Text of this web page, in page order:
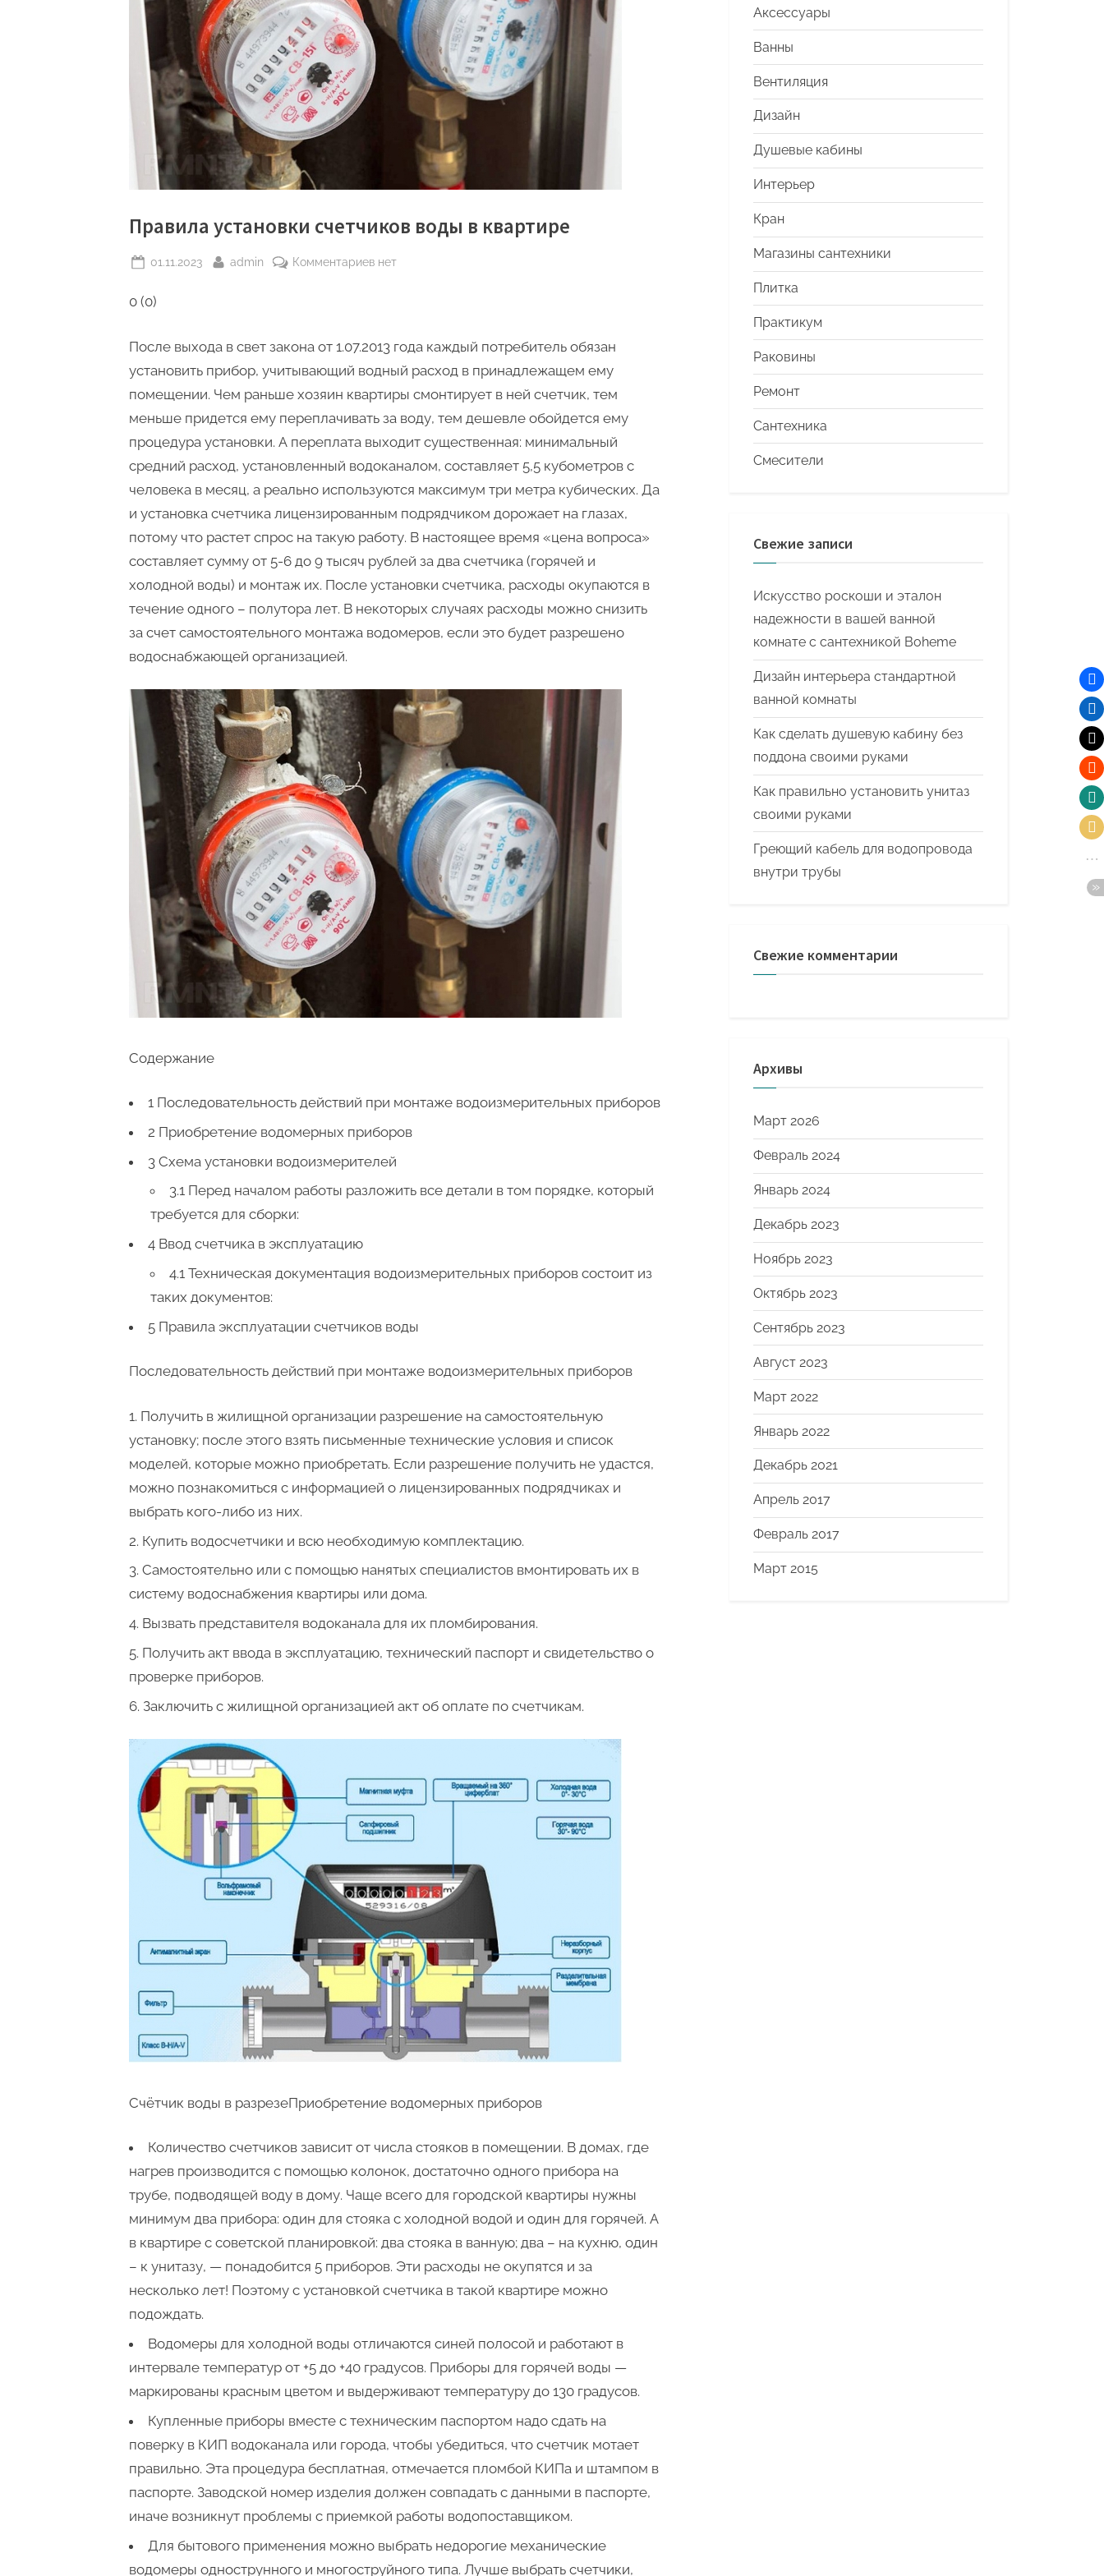
Правила установки счетчиков воды в квартире
Posted
01.11.2023 By
admin Комментариевк
счетчиков
квартире
нет
0 (0)
После выхода в свет закона от 1.07.2013 года каждый потребитель обязан
установить прибор, учитывающий водный расход в принадлежащем ему
помещении. Чем раньше хозяин квартиры смонтирует в ней счетчик, тем
меньше придется ему переплачивать за воду, тем дешевле обойдется ему
процедура установки. А переплата выходит существенная: минимальный
средний расход, установленный водоканалом, составляет 5,5 кубометров с
человека в месяц, а реально используются максимум три метра кубических. Да
и установка счетчика лицензированным подрядчиком дорожает на глазах,
потому что растет спрос на такую работу. В настоящее время «цена вопроса»
составляет сумму от 5-6 до 9 тысяч рублей за два счетчика (горячей и
холодной воды) и монтаж их. После установки счетчика, расходы окупаются в
течение одного – полутора лет. В некоторых случаях расходы можно снизить
за счет самостоятельного монтажа водомеров, если это будет разрешено
водоснабжающей организацией.
Содержание
1 Последовательность действий при монтаже водоизмерительных приборов
2 Приобретение водомерных приборов
3 Схема установки водоизмерителей
3.1 Перед началом работы разложить все детали в том порядке, который
требуется для сборки:
4 Ввод счетчика в эксплуатацию
4.1 Техническая документация водоизмерительных приборов состоит из
таких документов:
5 Правила эксплуатации счетчиков воды
Последовательность действий при монтаже водоизмерительных приборов
Получить в жилищной организации разрешение на самостоятельную
установку; после этого взять письменные технические условия и список
моделей, которые можно приобретать. Если разрешение получить не удастся,
можно познакомиться с информацией о лицензированных подрядчиках и
выбрать кого-либо из них.
Купить водосчетчики и всю необходимую комплектацию.
Самостоятельно или с помощью нанятых специалистов вмонтировать их в
систему водоснабжения квартиры или дома.
Вызвать представителя водоканала для их пломбирования.
Получить акт ввода в эксплуатацию, технический паспорт и свидетельство о
проверке приборов.
Заключить с жилищной организацией акт об оплате по счетчикам.
Счётчик воды в разрезеПриобретение водомерных приборов
Количество счетчиков зависит от числа стояков в помещении. В домах, где
нагрев производится с помощью колонок, достаточно одного прибора на
трубе, подводящей воду в дому. Чаще всего для городской квартиры нужны
минимум два прибора: один для стояка с холодной водой и один для горячей. А
в квартире с советской планировкой: два стояка в ванную; два – на кухню, один
– к унитазу, — понадобится 5 приборов. Эти расходы не окупятся и за
несколько лет! Поэтому с установкой счетчика в такой квартире можно
подождать.
Водомеры для холодной воды отличаются синей полосой и работают в
интервале температур от +5 до +40 градусов. Приборы для горячей воды —
маркированы красным цветом и выдерживают температуру до 130 градусов.
Купленные приборы вместе с техническим паспортом надо сдать на
поверку в КИП водоканала или города, чтобы убедиться, что счетчик мотает
правильно. Эта процедура бесплатная, отмечается пломбой КИПа и штампом в
паспорте. Заводской номер изделия должен совпадать с данными в паспорте,
иначе возникнут проблемы с приемкой работы водопоставщиком.
Для бытового применения можно выбрать недорогие механические
водомеры однострунного и многоструйного типа. Лучше выбрать счетчики,
Аксессуары
Ванны
Вентиляция
Дизайн
Душевые кабины
Интерьер
Кран
Магазины сантехники
Плитка
Практикум
Раковины
Ремонт
Сантехника
Смесители
Свежие записи
Искусство роскоши и эталон
надежности в вашей ванной
комнате с сантехникой Boheme
Дизайн интерьера стандартной
ванной комнаты
Как сделать душевую кабину без
поддона своими руками
Как правильно установить унитаз
своими руками
Греющий кабель для водопровода
внутри трубы
Свежие комментарии
Архивы
Март 2026
Февраль 2024
Январь 2024
Декабрь 2023
Ноябрь 2023
Октябрь 2023
Сентябрь 2023
Август 2023
Март 2022
Январь 2022
Декабрь 2021
Апрель 2017
Февраль 2017
Март 2015